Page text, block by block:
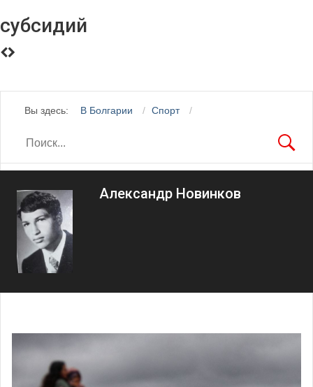
субсидий
Вы здесь: В Болгарии Спорт
Александр Новинков